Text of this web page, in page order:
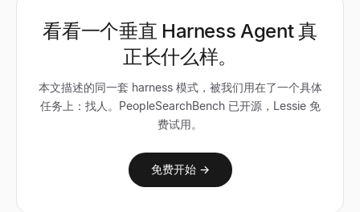
看看一个垂直 Harness Agent 真
正长什么样。
本文描述的同一套 harness 模式，被我们用在了一个具体
任务上：找人。PeopleSearchBench 已开源，Lessie 免
费试用。
免费开始 →